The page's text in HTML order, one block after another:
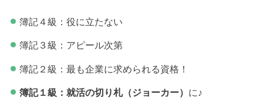
簿記４級：役に立たない
簿記３級：アピール次第
簿記２級：最も企業に求められる資格！
簿記１級：就活の切り札（ジョーカー） に♪